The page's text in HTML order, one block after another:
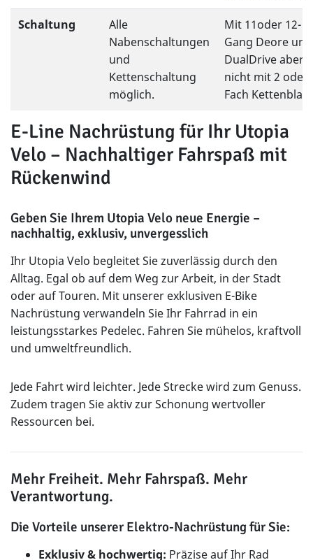
Schaltung
Alle
Nabenschaltungen
und
Kettenschaltung
möglich.
Mit 11oder 12-
Gang Deore und
DualDrive aber
nicht mit 2 oder
Fach
E-Line Nachrüstung für Ihr Utopia
Velo – Nachhaltiger Fahrspaß mit
Rückenwind
Geben Sie Ihrem Utopia Velo neue Energie –
nachhaltig, exklusiv, unvergesslich
Ihr Utopia Velo begleitet Sie zuverlässig durch den
Alltag. Egal ob auf dem Weg zur Arbeit, in der Stadt
oder auf Touren. Mit unserer exklusiven E-Bike
Nachrüstung verwandeln Sie Ihr Fahrrad in ein
leistungsstarkes Pedelec. Fahren Sie mühelos, kraftvoll
und umweltfreundlich.
Jede Fahrt wird leichter. Jede Strecke wird zum Genuss.
Zudem tragen Sie aktiv zur Schonung wertvoller
Ressourcen bei.
Mehr Freiheit. Mehr Fahrspaß. Mehr
Verantwortung.
Die Vorteile unserer Elektro-Nachrüstung für Sie:
Exklusiv & hochwertig: Präzise auf Ihr Rad